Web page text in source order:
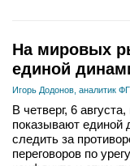
На мировых
единой
Игорь Додонов, аналитик
В четверг, 6
показывают единой
следить за
переговоров по